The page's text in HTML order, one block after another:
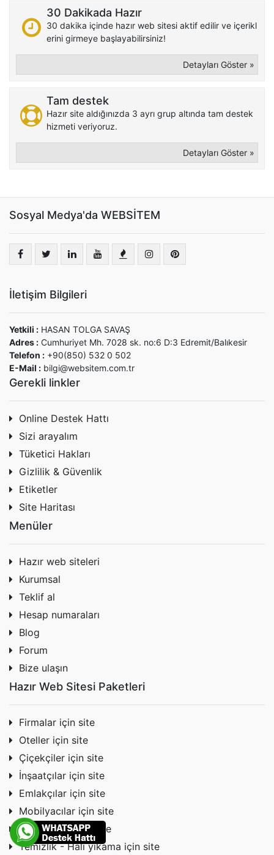
30 Dakikada Hazır
30 dakika içinde hazır web sitesi aktif edilir ve içerikl
erini girmeye başlayabilirsiniz!
Detayları Göster »
Tam destek
Hazır site aldığınızda 3 ayrı grup altında tam destek
hizmeti veriyoruz.
Detayları Göster »
Sosyal Medya'da WEBSİTEM
İletişim Bilgileri
Yetkili : HASAN TOLGA SAVAŞ
Adres : Cumhuriyet Mh. 7028 sk. no:6 D:3 Edremit/Balıkesir
Telefon : +90(850) 532 0 502
E-Mail : bilgi@websitem.com.tr
Gerekli linkler
Online Destek Hattı
Sizi arayalım
Tüketici Hakları
Gizlilik & Güvenlik
Etiketler
Site Haritası
Menüler
Hazır web siteleri
Kurumsal
Teklif al
Hesap numaraları
Blog
Forum
Bize ulaşın
Hazır Web Sitesi Paketleri
Firmalar için site
Oteller için site
Çiçekçiler için site
İnşaatçılar için site
Emlakçılar için site
Mobilyacılar için site
Nakliyeciler için site
Temizlik - Halı yıkama için site